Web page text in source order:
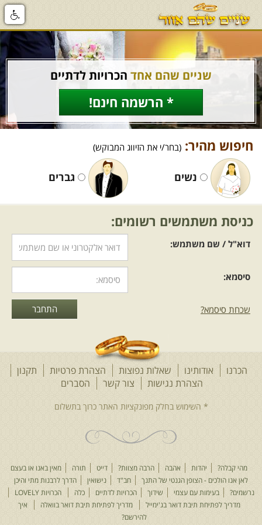
שניים שהם אחד הכרויות לדתיים
* הרשמה חינם!
חיפוש מהיר: (בחר/י את הזיווג המבוקש)
נשים גברים
כניסת משתמשים רשומים:
דוא"ל / שם משתמש:
סיסמא:
שכחת סיסמא?
הכרנו אודותינו שאלות נפוצות הצהרת פרטיות
תקנון
הצהרת נגישות
צור קשר הסברים
מהי קבלה? יהדות אהבה הרבה מצוות? דייט תורה
מאין באנו או בעצם
לאן אנו הולכים - הצופן הגנטי של התנך
חב"ד נישואין
הדרך לרבנות מתי והיכן
נרשמים?
בעימות עם עצמי שידוך הכרויות לדתיים כלה
הכרויות LOVELY
מדריך לפתיחת תיבת דואר בג'ימייל
מדריך לפתיחת תיבת דואר בוואלה
איך
להירשם?